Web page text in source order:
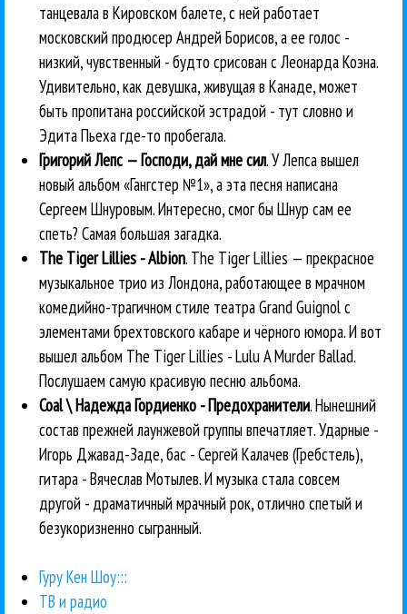
танцевала в Кировском балете, с ней работает
московский продюсер Андрей Борисов, а ее голос -
низкий, чувственный - будто срисован с Леонарда Коэна.
Удивительно, как девушка, живущая в Канаде, может
быть пропитана российской эстрадой - тут словно и
Эдита Пьеха где-то пробегала.
Григорий Лепс — Господи, дай мне сил. У Лепса вышел
новый альбом «Гангстер №1», а эта песня написана
Сергеем Шнуровым. Интересно, смог бы Шнур сам ее
спеть? Самая большая загадка.
The Tiger Lillies - Albion. The Tiger Lillies — прекрасное
музыкальное трио из Лондона, работающее в мрачном
комедийно-трагичном стиле театра Grand Guignol с
элементами брехтовского кабаре и чёрного юмора. И вот
вышел альбом The Tiger Lillies - Lulu A Murder Ballad.
Послушаем самую красивую песню альбома.
Coal \ Надежда Гордиенко - Предохранители. Нынешний
состав прежней лаунжевой группы впечатляет. Ударные -
Игорь Джавад-Заде, бас - Сергей Калачев (Гребстель),
гитара - Вячеслав Мотылев. И музыка стала совсем
другой - драматичный мрачный рок, отлично спетый и
безукоризненно сыгранный.
Гуру Кен Шоу:::
ТВ и радио